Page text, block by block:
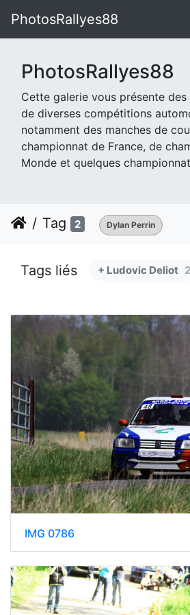
PhotosRallyes88
PhotosRallyes88
Cette galerie vous présente
de diverses compétitions
notamment des manches de
championnat de France, de
Monde et quelques
Tag 2 Dylan Perrin
Tags liés + Ludovic Deliot 2
IMG 0786